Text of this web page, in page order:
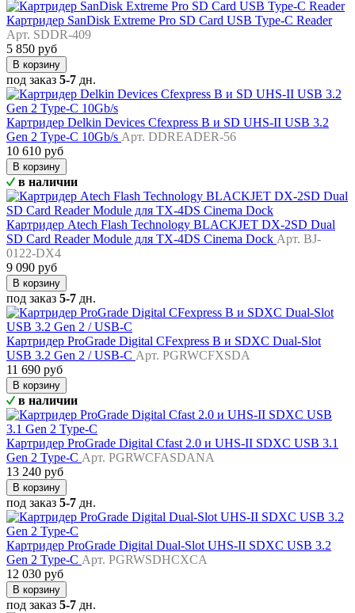
Картридер SanDisk Extreme Pro SD Card USB Type-C Reader
Арт. SDDR-409
5 850 руб
В корзину
под заказ 5-7 дн.
Картридер Delkin Devices Cfexpress B и SD UHS-II USB 3.2
Gen 2 Type-C 10Gb/s Арт. DDREADER-56
10 610 руб
В корзину
в наличии
Картридер Atech Flash Technology BLACKJET DX-2SD Dual
SD Card Reader Module для TX-4DS Cinema Dock Арт. BJ-
0122-DX4
9 090 руб
В корзину
под заказ 5-7 дн.
Картридер ProGrade Digital CFexpress B и SDXC Dual-Slot
USB 3.2 Gen 2 / USB-C Арт. PGRWCFXSDA
11 690 руб
В корзину
в наличии
Картридер ProGrade Digital Cfast 2.0 и UHS-II SDXC USB 3.1
Gen 2 Type-C Арт. PGRWCFASDANA
13 240 руб
В корзину
под заказ 5-7 дн.
Картридер ProGrade Digital Dual-Slot UHS-II SDXC USB 3.2
Gen 2 Type-C Арт. PGRWSDHCXCA
12 030 руб
В корзину
под заказ 5-7 дн.